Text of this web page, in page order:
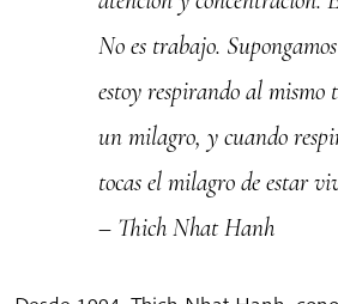
No es trabajo. Supongamos
estoy respirando al mismo
un milagro, y cuando
tocas el milagro de estar
– Thich Nhat Hanh